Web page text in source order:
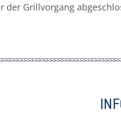
der Grillvorgang